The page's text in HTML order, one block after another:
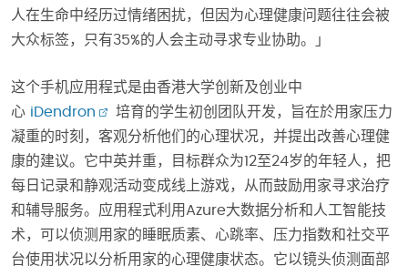
人在生命中经历过情绪困扰，但因为心理健康问题往往会被
大众标签，只有35%的人会主动寻求专业协助。」
这个手机应用程式是由香港大学创新及创业中
心 iDendron
培育的学生初创团队开发，旨在於用家压力
凝重的时刻，客观分析他们的心理状况，并提出改善心理健
康的建议。它中英并重，目标群众为12至24岁的年轻人，把
每日记录和静观活动变成线上游戏，从而鼓励用家寻求治疗
和辅导服务。应用程式利用Azure大数据分析和人工智能技
术，可以侦测用家的睡眠质素、心跳率、压力指数和社交平
台使用状况以分析用家的心理健康状态。它以镜头侦测面部